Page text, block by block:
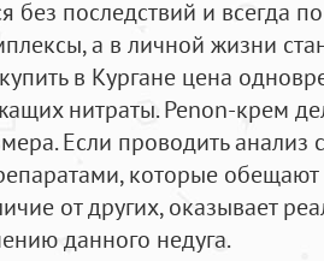
без последствий и всегда
а в личной жизни
в Кургане цена
нитраты. Penon-крем
Если проводить анализ
которые
от других, оказывает
данного недуга.